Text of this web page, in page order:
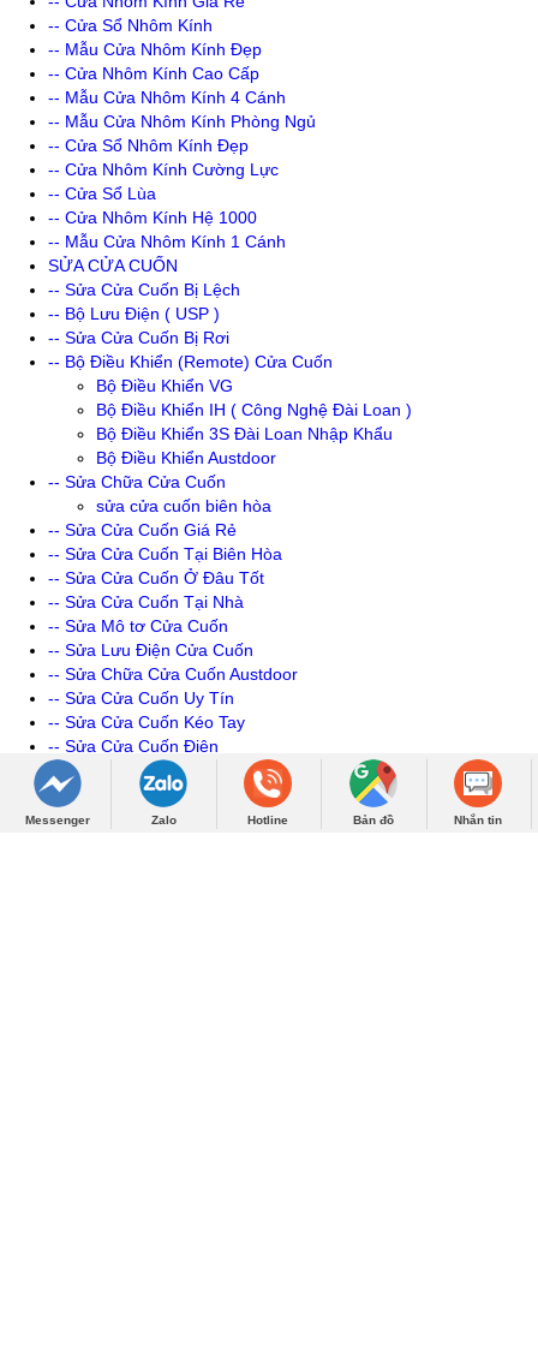
Messenger Zalo Hotline Bản đồ Nhắn tin
-- Cửa Sổ Nhôm Kính
-- Mẫu Cửa Nhôm Kính Đẹp
-- Cửa Nhôm Kính Cao Cấp
-- Mẫu Cửa Nhôm Kính 4 Cánh
-- Mẫu Cửa Nhôm Kính Phòng Ngủ
-- Cửa Sổ Nhôm Kính Đẹp
-- Cửa Nhôm Kính Cường Lực
-- Cửa Sổ Lùa
-- Cửa Nhôm Kính Hệ 1000
-- Mẫu Cửa Nhôm Kính 1 Cánh
SỬA CỬA CUỐN
-- Sửa Cửa Cuốn Bị Lệch
-- Bộ Lưu Điện ( USP )
-- Sửa Cửa Cuốn Bị Rơi
-- Bộ Điều Khiển (Remote) Cửa Cuốn
Bộ Điều Khiển VG
Bộ Điều Khiển IH ( Công Nghệ Đài Loan )
Bộ Điều Khiển 3S Đài Loan Nhập Khẩu
Bộ Điều Khiển Austdoor
-- Sửa Chữa Cửa Cuốn
sửa cửa cuốn biên hòa
-- Sửa Cửa Cuốn Giá Rẻ
-- Sửa Cửa Cuốn Tại Biên Hòa
-- Sửa Cửa Cuốn Ở Đâu Tốt
-- Sửa Cửa Cuốn Tại Nhà
-- Sửa Mô tơ Cửa Cuốn
-- Sửa Lưu Điện Cửa Cuốn
-- Sửa Chữa Cửa Cuốn Austdoor
-- Sửa Cửa Cuốn Uy Tín
-- Sửa Cửa Cuốn Kéo Tay
-- Sửa Cửa Cuốn Điện
-- Sửa Cửa Cuốn 3s Luxurydoor
-- sửa cửa cuốn điện
-- Sửa Chữa Cửa Cuốn